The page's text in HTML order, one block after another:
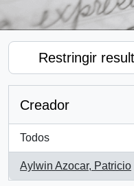
Restringir
Creador
Todos
Aylwin Azocar, Patricio
, 1 resultados